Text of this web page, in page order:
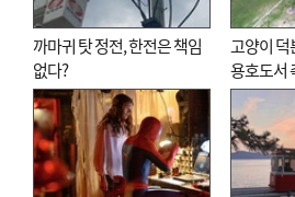
까마귀 탓 정전, 한전은 책임
없다?
고양이
용호도서